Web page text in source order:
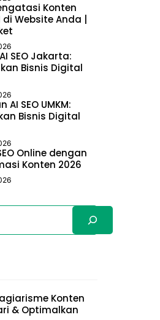
Konten
di Website Anda |
SEO Jakarta:
Bisnis Digital
AI SEO UMKM:
Bisnis Digital
Online dengan
Konten 2026
Konten
& Optimalkan